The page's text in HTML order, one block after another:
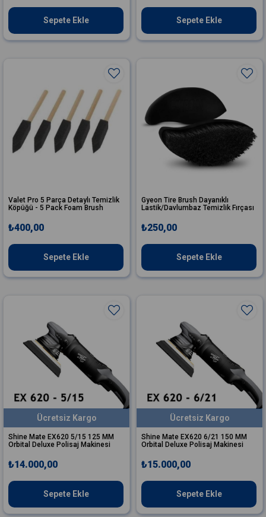
Sepete Ekle Sepete Ekle
Valet Pro 5 Parça Detaylı Temizlik
Köpüğü - 5 Pack Foam Brush
₺400,00
Sepete Ekle
Gyeon Tire Brush Dayanıklı
Lastik/Davlumbaz Temizlik Fırçası
₺250,00
Sepete Ekle
Shine Mate EX620 5/15 125 MM
Orbital Deluxe Polisaj Makinesi
₺14.000,00
Sepete Ekle
Ücretsiz Kargo
Shine Mate EX620 6/21 150 MM
Orbital Deluxe Polisaj Makinesi
₺15.000,00
Sepete Ekle
Ücretsiz Kargo